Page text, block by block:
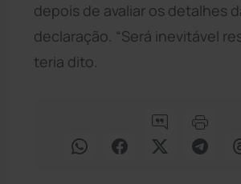
depois de avaliar os detalhes
declaração. “Será inevitável
teria dito.